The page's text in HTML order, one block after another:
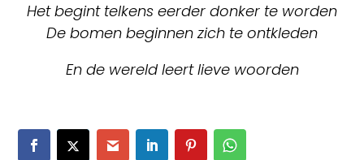
Het begint telkens eerder donker te worden
De bomen beginnen zich te ontkleden
En de wereld leert lieve woorden